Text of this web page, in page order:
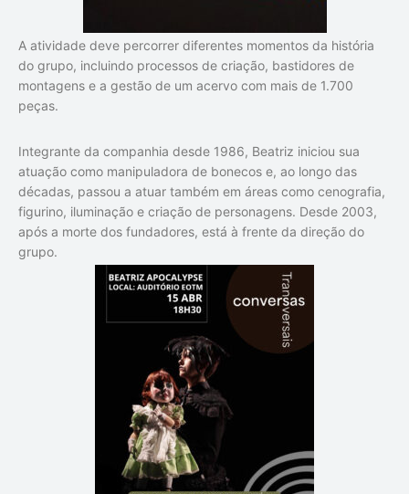
A atividade deve percorrer diferentes momentos da história
do grupo, incluindo processos de criação, bastidores de
montagens e a gestão de um acervo com mais de 1.700
peças.
Integrante da companhia desde 1986, Beatriz iniciou sua
atuação como manipuladora de bonecos e, ao longo das
décadas, passou a atuar também em áreas como cenografia,
figurino, iluminação e criação de personagens. Desde 2003,
após a morte dos fundadores, está à frente da direção do
grupo.